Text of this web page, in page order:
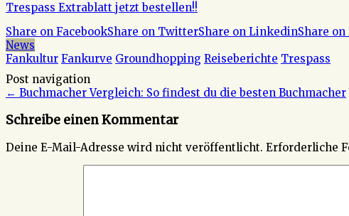
Trespass Extrablatt jetzt bestellen!!
Share on FacebookShare on TwitterShare on LinkedinShare
News
Fankultur Fankurve Groundhopping Reiseberichte Trespass
Post navigation
← Buchmacher Vergleich: So findest du die besten Buchmacher
Schreibe einen Kommentar
Deine E-Mail-Adresse wird nicht veröffentlicht. Erforderliche